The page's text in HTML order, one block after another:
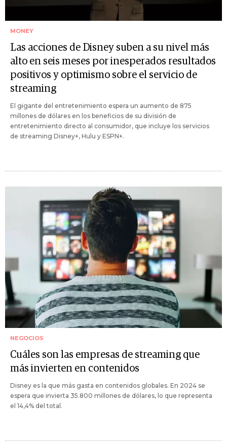
MONEY
Las acciones de Disney suben a su nivel más
alto en seis meses por inesperados resultados
positivos y optimismo sobre el servicio de
streaming
El gigante del entretenimiento espera un aumento de 875
millones de dólares en los beneficios de su división de
entretenimiento directo al consumidor, que incluye los servicios
de streaming Disney+, Hulu y ESPN+.
NEGOCIOS
Cuáles son las empresas de streaming que
más invierten en contenidos
Disney es la que más gasta en contenidos globales. En 2024 se
espera que invierta 35.800 millones de dólares, lo que representa
el 14,4% del total.